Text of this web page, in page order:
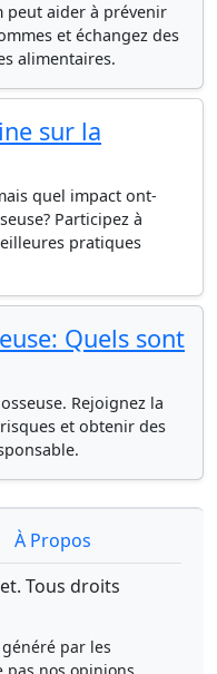
peut aider à prévenir
et échangez des
alimentaires.
sur la
quel impact ont-
Participez à
pratiques
Quels sont
Rejoignez la
et obtenir des
À Propos
Tous droits
par les